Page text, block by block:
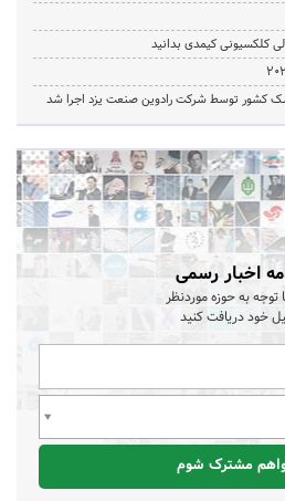
کلکسیونی کیمدی بدانید
کشور توسط شرکت رادوین صنعت یزد اجرا شد
اخبار رسمی
توجه به حوزه موردنظر
خود دریافت کنید
مشترک شوم